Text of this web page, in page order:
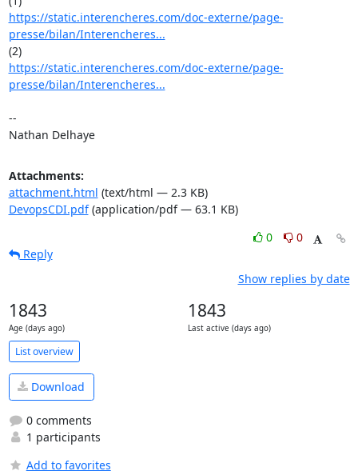
https://static.interencheres.com/doc-externe/page-
presse/bilan/Interencheres...
(2)
https://static.interencheres.com/doc-externe/page-
presse/bilan/Interencheres...
--
Nathan Delhaye
Attachments:
attachment.html (text/html — 2.3 KB)
DevopsCDI.pdf(application/pdf — 63.1 KB)
0
0
Reply
Show replies by date
1843
Age (days ago)
1843
Last active (days ago)
List overview
Download
0 comments
1 participants
Add to favorites